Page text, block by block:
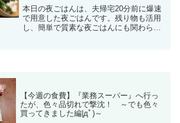
ヨメ編|дﾟ)～
本日の夜ごはんは、夫帰宅20分前に爆速
で用意した夜ごはんです。残り物も活用
し、簡単で質素な夜ごはんにも関わら
【今週の食費】『業務スーパー』へ行っ
たが、色々品切れで撃沈！ ～でも色々
買ってきました編|дﾟ)～